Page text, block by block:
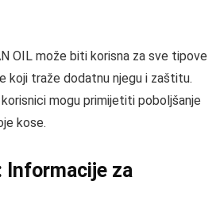
OIL može biti korisna za sve tipove
koji traže dodatnu njegu i zaštitu.
mogu primijetiti poboljšanje
kose.
Informacije za